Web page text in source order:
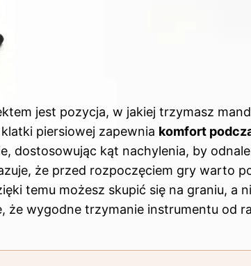
jest pozycja, w jakiej trzymasz
piersiowej zapewnia komfort
dostosowując kąt nachylenia, by
że przed rozpoczęciem gry warto
temu możesz skupić się na graniu, a
że wygodne trzymanie instrumentu od